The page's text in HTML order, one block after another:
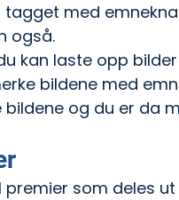
tagget med
også.
kan laste opp
bildene med
bildene og du er da
premier som deles